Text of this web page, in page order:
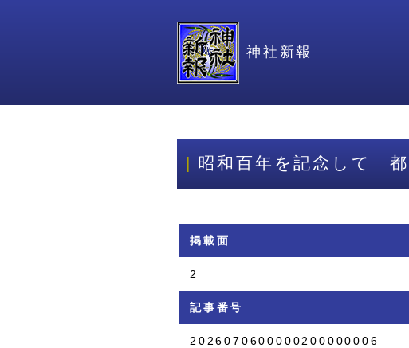
神社新報
昭和百年を記念して
掲載面
2
記事番号
2026070600000200000006